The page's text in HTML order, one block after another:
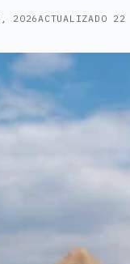
2026ACTUALIZADO 22